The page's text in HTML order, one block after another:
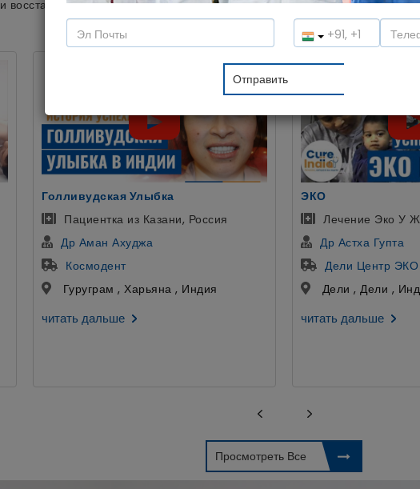
восстановить силы в спокойной атмосфере. Давайте услышим
помочь:
ЭКО
Лечение Эко У Женщин в Индии
Др Астха Гупта
Дели Центр ЭКО и фертильности
Дели , Дели , Индия
читать дальше
Пересадка печени
Пересадка
Др Гирирадж Бора
Артемис
Гургаон ,
читать дальше
Просмотреть Все